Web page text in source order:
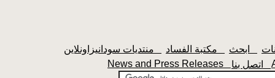
News and Press Releases